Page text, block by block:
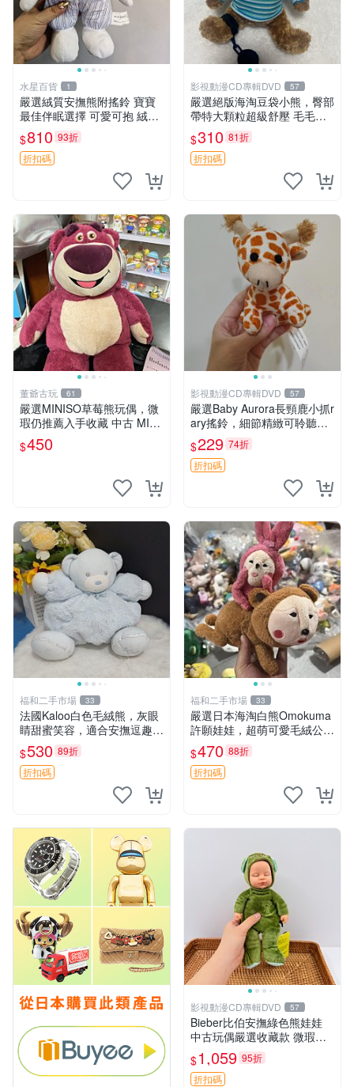
水星百貨 1
嚴選絨質安撫熊附搖鈴 寶寶
最佳伴眠選擇 可愛可抱 絨毛
玩具 安撫熊 嬰兒用
$810 93折
折扣碼
影視動漫CD專輯DVD 57
嚴選絕版海淘豆袋小熊，臀部
帶特大顆粒超級舒壓 毛毛摸
起來格外順滑適合收藏 100%
棉質 豆袋枕 豆袋、抱枕、小
熊
$310 81折
折扣碼
董爺古玩 61
嚴選MINISO草莓熊玩偶，微
瑕仍推薦入手收藏 中古 MINI
SO 草莓熊 玩具 收藏
$450
影視動漫CD專輯DVD 57
嚴選Baby Aurora長頸鹿小抓r
ary搖鈴，細節精緻可聆聽清
脆鈴音 軟萌可愛 定制紀念 金
屬搖鈴 新手媽咪推薦 長頸鹿
抓rary 搖鈴
$229 74折
折扣碼
福和二手市場 33
法國Kaloo白色毛絨熊，灰眼
睛甜蜜笑容，適合安撫逗趣可
愛，柔軟面料手感佳。14 白
色安撫熊 毛絨玩具 寶寶逗樂
具
$530 89折
折扣碼
福和二手市場 33
嚴選日本海淘白熊Omokuma
許願娃娃，超萌可愛毛絨公仔
推薦收藏 白熊 Omokuma 毛
絨玩具 偽裝娃娃 玩具擺飾
$470 88折
折扣碼
影視動漫CD專輯DVD 57
Bieber比伯安撫綠色熊娃娃
中古玩偶嚴選收藏款 微瑕輕
度使用 Bieber綠熊娃娃 中古
玩偶 微瑕
$1,059 95折
折扣碼